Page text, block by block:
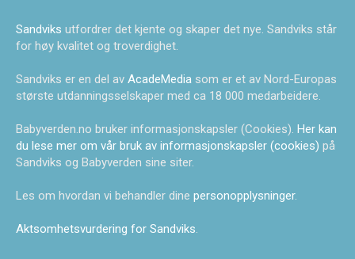
Sandviks utfordrer det kjente og skaper det nye. Sandviks står
for høy kvalitet og troverdighet.
Sandviks er en del av AcadeMedia som er et av Nord-Europas
største utdanningsselskaper med ca 18 000 medarbeidere.
Babyverden.no bruker informasjonskapsler (Cookies). Her kan
du lese mer om vår bruk av informasjonskapsler (cookies) på
Sandviks og Babyverden sine siter.
Les om hvordan vi behandler dine personopplysninger.
Aktsomhetsvurdering for Sandviks.